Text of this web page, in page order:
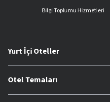
Bilgi Toplumu Hizmetleri
Yurt İçi Oteller
Otel Temaları